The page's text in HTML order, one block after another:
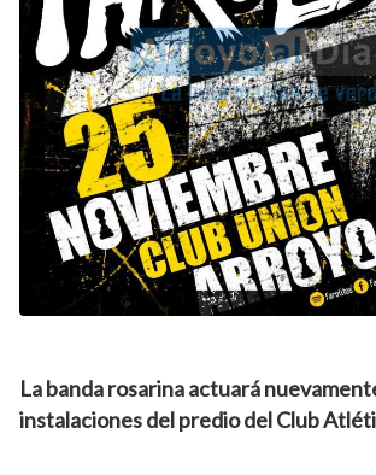
La banda rosarina actuará
instalaciones del predio del Club